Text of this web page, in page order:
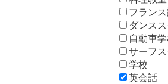
フラン
ダンス
自動車
サーフ
学校
英会話